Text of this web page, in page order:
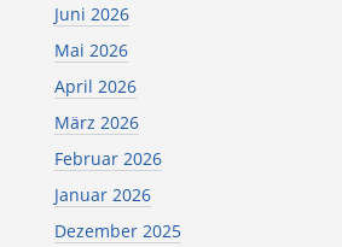
Juni 2026
Mai 2026
April 2026
März 2026
Februar 2026
Januar 2026
Dezember 2025